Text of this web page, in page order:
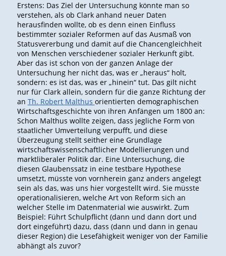
Erstens: Das Ziel der Untersuchung könnte man so
verstehen, als ob Clark anhand neuer Daten
herausfinden wollte, ob es denn einen Einfluss
bestimmter sozialer Reformen auf das Ausmaß von
Statusvererbung und damit auf die Chancengleichheit
von Menschen verschiedener sozialer Herkunft gibt.
Aber das ist schon von der ganzen Anlage der
Untersuchung her nicht das, was er „heraus“ holt,
sondern: es ist das, was er „hinein“ tut. Das gilt nicht
nur für Clark allein, sondern für die ganze Richtung der
an Th. Robert Malthus orientierten demographischen
Wirtschaftsgeschichte von ihren Anfängen um 1800 an:
Schon Malthus wollte zeigen, dass jegliche Form von
staatlicher Umverteilung verpufft, und diese
Überzeugung stellt seither eine Grundlage
wirtschaftswissenschaftlicher Modellierungen und
marktliberaler Politik dar. Eine Untersuchung, die
diesen Glaubenssatz in eine testbare Hypothese
umsetzt, müsste von vornherein ganz anders angelegt
sein als das, was uns hier vorgestellt wird. Sie müsste
operationalisieren, welche Art von Reform sich an
welcher Stelle im Datenmaterial wie auswirkt. Zum
Beispiel: Führt Schulpflicht (dann und dann dort und
dort eingeführt) dazu, dass (dann und dann in genau
dieser Region) die Lesefähigkeit weniger von der Familie
abhängt als zuvor?